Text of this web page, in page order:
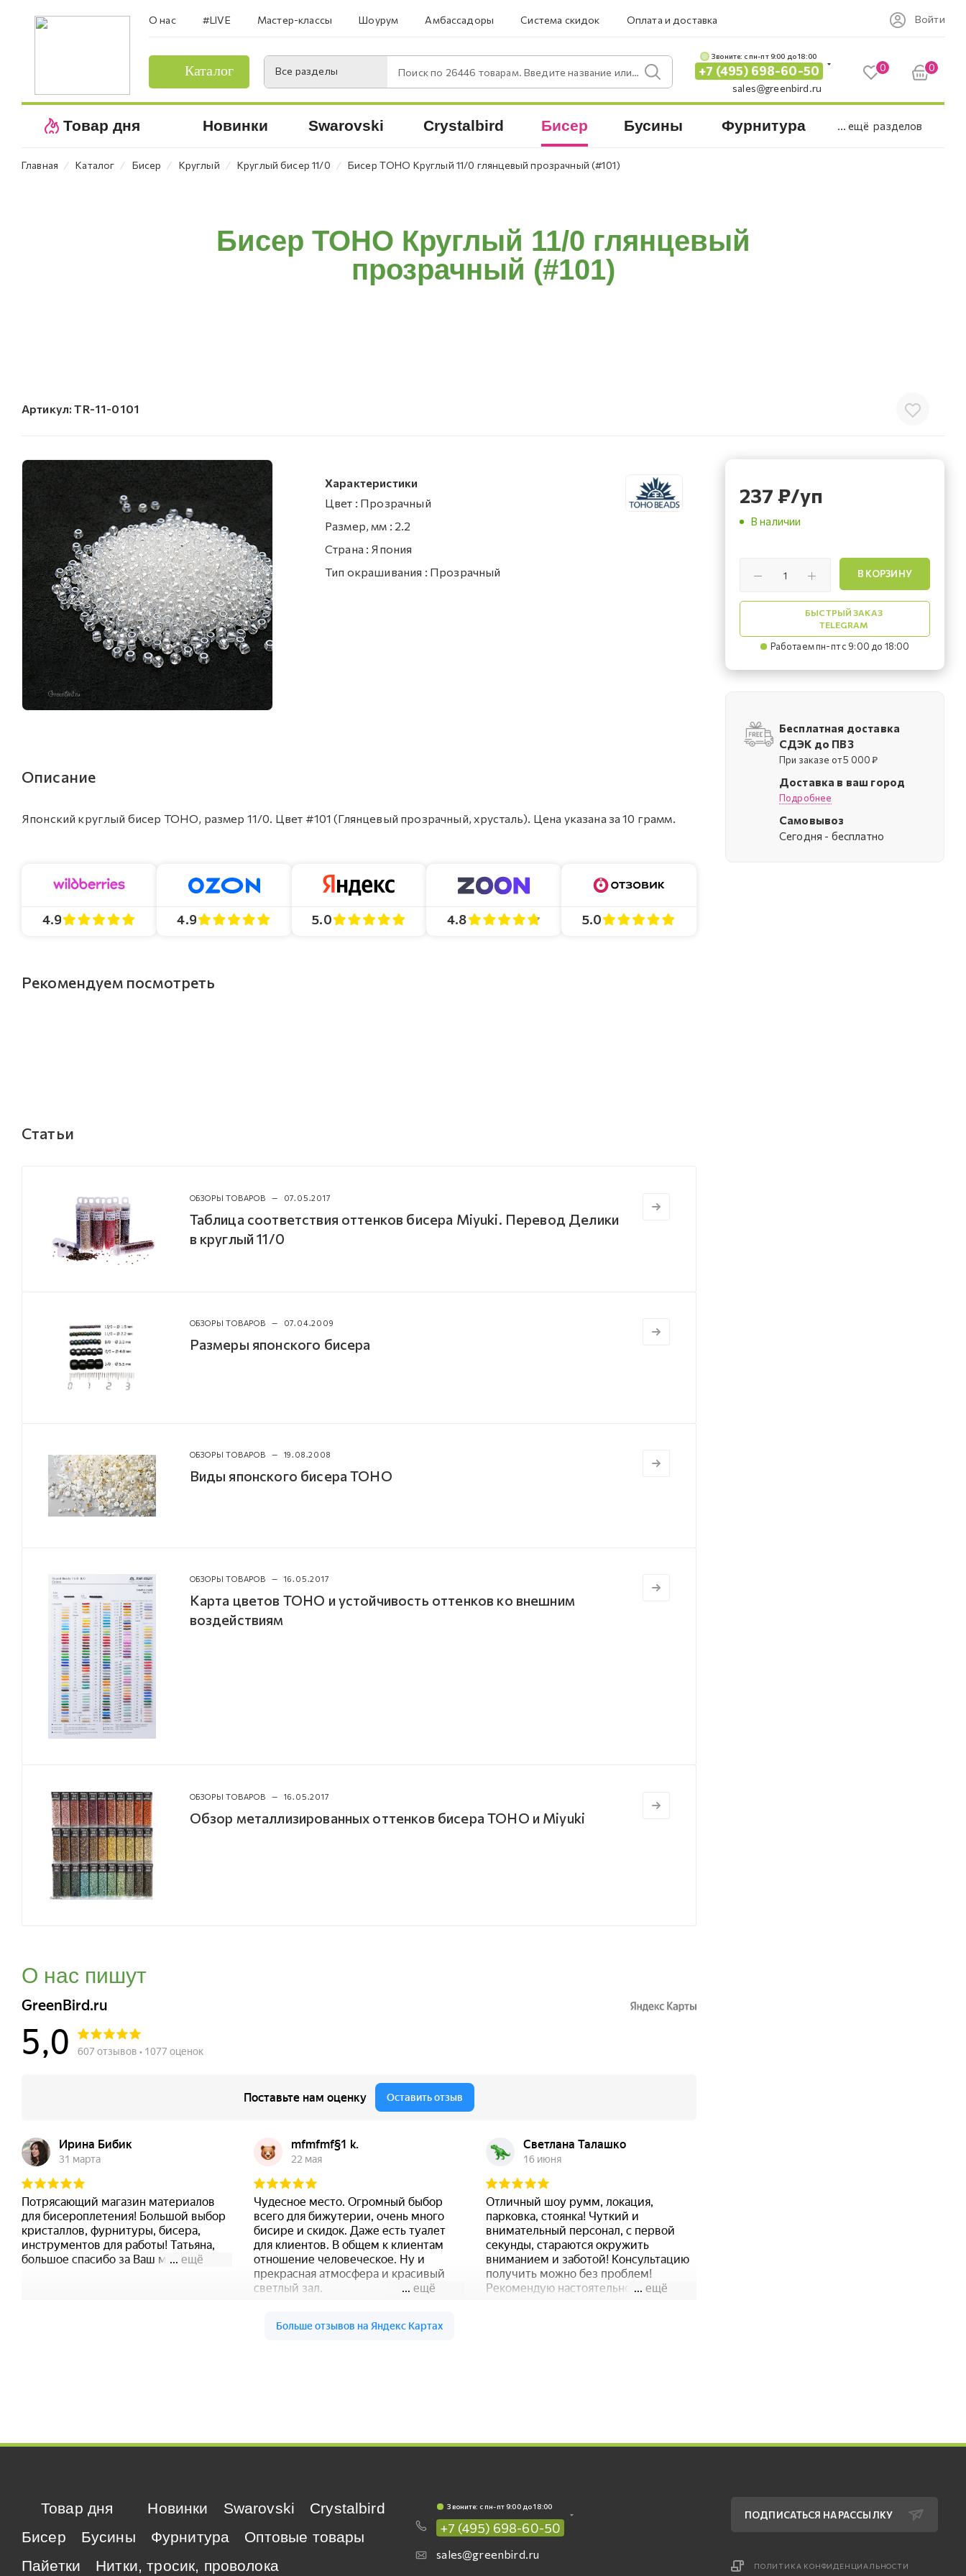
О нас #LIVE Мастер-классы Шоурум Амбассадоры Система скидок Оплата и доставка Войти
Каталог Все разделы Поиск по 26446 товарам. Введите название или артикул.
Звоните: c пн-пт 9:00 до 18:00
+7 (495) 698-60-50
sales@greenbird.ru
0 0
Товар дня Новинки Swarovski Crystalbird Бисер Бусины Фурнитура ... ещё разделов
Главная ⁄ Каталог ⁄ Бисер ⁄ Круглый ⁄ Круглый бисер 11/0 ⁄ Бисер TOHO Круглый 11/0 глянцевый прозрачный (#101)
Бисер TOHO Круглый 11/0 глянцевый
прозрачный (#101)
Артикул: TR-11-0101
Характеристики
Цвет : Прозрачный
Размер, мм : 2.2
Страна : Япония
Тип окрашивания : Прозрачный
Описание
Японский круглый бисер TOHO, размер 11/0. Цвет #101 (Глянцевый прозрачный, хрусталь). Цена указана за 10 грамм.
4.9 4.9 5.0 4.8 5.0
Рекомендуем посмотреть
Статьи
ОБЗОРЫ ТОВАРОВ — 07.05.2017
Таблица соответствия оттенков бисера Miyuki. Перевод Делики
в круглый 11/0
ОБЗОРЫ ТОВАРОВ — 07.04.2009
Размеры японского бисера
ОБЗОРЫ ТОВАРОВ — 19.08.2008
Виды японского бисера TOHO
ОБЗОРЫ ТОВАРОВ — 16.05.2017
Карта цветов TOHO и устойчивость оттенков ко внешним
воздействиям
ОБЗОРЫ ТОВАРОВ — 16.05.2017
Обзор металлизированных оттенков бисера TOHO и Miyuki
О нас пишут
237 ₽/уп
В наличии
В КОРЗИНУ
БЫСТРЫЙ ЗАКАЗ
TELEGRAM
Работаем пн-пт с 9:00 до 18:00
Бесплатная доставка
СДЭК до ПВЗ
При заказе от 5 000 ₽
Доставка в ваш город
Подробнее
Самовывоз
Cегодня - бесплатно
Товар дня Новинки Swarovski
Crystalbird
Бисер
Бусины Фурнитура
Оптовые товары
Пайетки
Нитки, тросик, проволока
Звоните: c пн-пт 9:00 до 18:00
+7 (495) 698-60-50
sales@greenbird.ru
ПОДПИСАТЬСЯ НА РАССЫЛКУ
ПОЛИТИКА КОНФИДЕНЦИАЛЬНОСТИ